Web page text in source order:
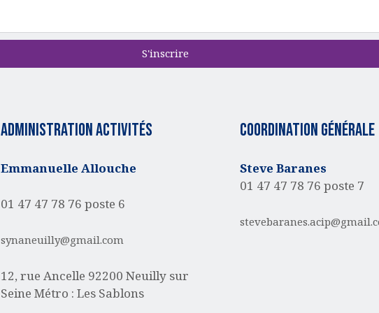
S'inscrire
administration activités
Emmanuelle Allouche
01 47 47 78 76 poste 6
synaneuilly@gmail.com
12, rue Ancelle 92200 Neuilly sur
SeineMétro : Les Sablons
Coordination générale
Steve Baranes
01 47 47 78 76 poste 7